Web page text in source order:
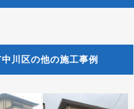
川区の他の施工事例